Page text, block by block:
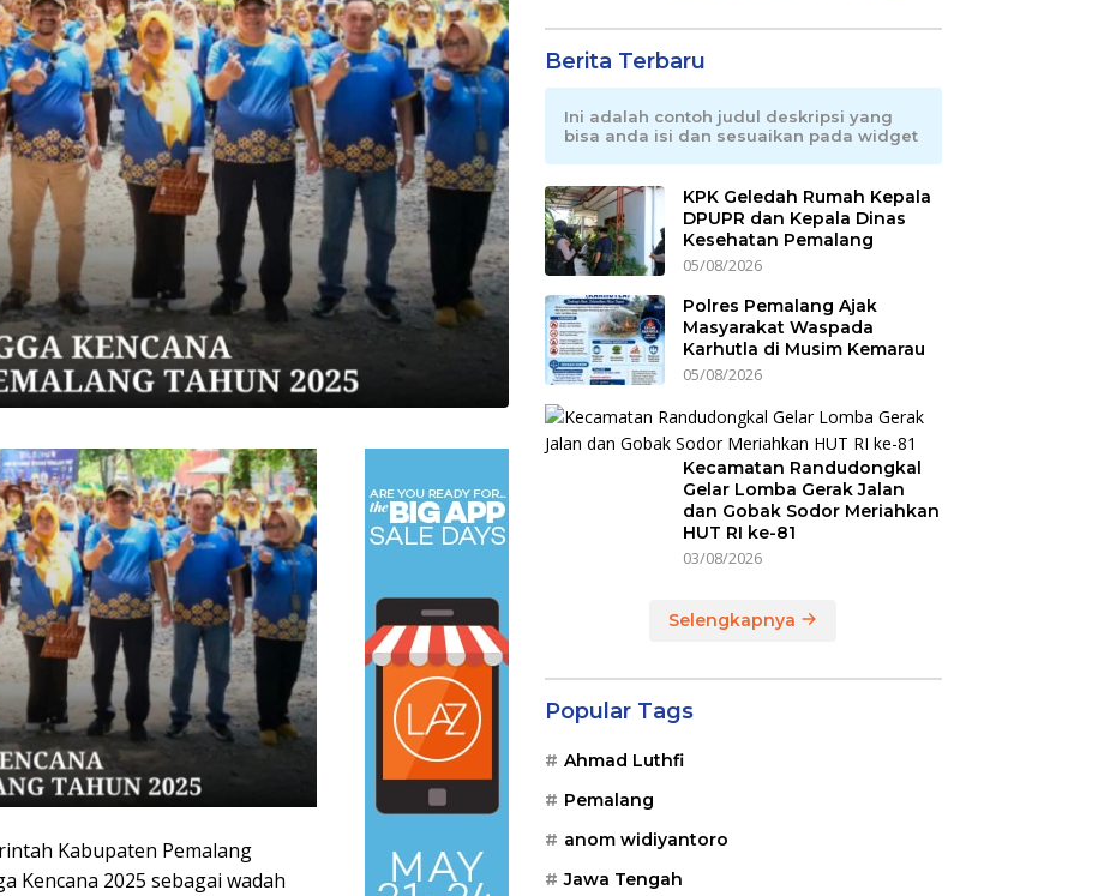
Kabupaten Pemalang
Kencana 2025 sebagai wadah
Berita Terbaru
Ini adalah contoh judul deskripsi yang
bisa anda isi dan sesuaikan pada widget
KPK Geledah Rumah Kepala
DPUPR dan Kepala Dinas
Kesehatan Pemalang
05/08/2026
Polres Pemalang Ajak
Masyarakat Waspada
Karhutla di Musim Kemarau
05/08/2026
Kecamatan Randudongkal
Gelar Lomba Gerak Jalan
dan Gobak Sodor Meriahkan
HUT RI ke-81
03/08/2026
Selengkapnya
Popular Tags
Ahmad Luthfi
Pemalang
anom widiyantoro
Jawa Tengah